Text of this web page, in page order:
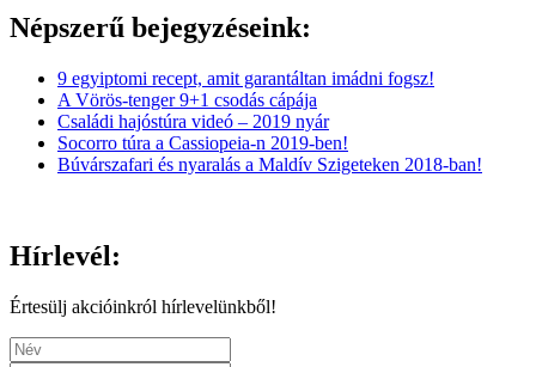
Népszerű bejegyzéseink:
9 egyiptomi recept, amit garantáltan imádni fogsz!
A Vörös-tenger 9+1 csodás cápája
Családi hajóstúra videó – 2019 nyár
Socorro túra a Cassiopeia-n 2019-ben!
Búvárszafari és nyaralás a Maldív Szigeteken 2018-ban!
Hírlevél:
Értesülj akcióinkról hírlevelünkből!